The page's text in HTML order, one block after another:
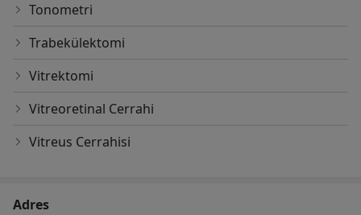
Tonometri
Trabekülektomi
Vitrektomi
Vitreoretinal Cerrahi
Vitreus Cerrahisi
Adres